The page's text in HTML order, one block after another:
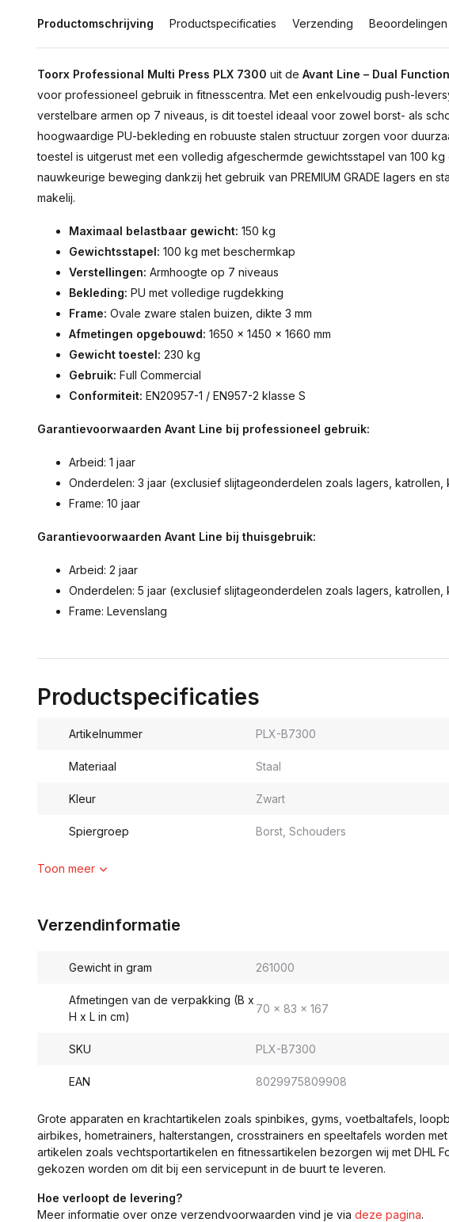
Productomschrijving Productspecificaties Verzending Beoordelingen
Toorx Professional Multi Press PLX 7300 uit de Avant Line – Dual
voor professioneel gebruik in fitnesscentra. Met een enkelvoudig push-
verstelbare armen op 7 niveaus, is dit toestel ideaal voor zowel borst- als
hoogwaardige PU-bekleding en robuuste stalen structuur zorgen voor
toestel is uitgerust met een volledig afgeschermde gewichtsstapel van 100
nauwkeurige beweging dankzij het gebruik van PREMIUM GRADE lagers en
makelij.
Maximaal belastbaar gewicht: 150 kg
Gewichtsstapel: 100 kg met beschermkap
Verstellingen: Armhoogte op 7 niveaus
Bekleding: PU met volledige rugdekking
Frame: Ovale zware stalen buizen, dikte 3 mm
Afmetingen opgebouwd: 1650 x 1450 x 1660 mm
Gewicht toestel: 230 kg
Gebruik: Full Commercial
Conformiteit: EN20957-1 / EN957-2 klasse S
Garantievoorwaarden Avant Line bij professioneel gebruik:
Arbeid: 1 jaar
Onderdelen: 3 jaar (exclusief slijtageonderdelen zoals lagers, katrollen,
Frame: 10 jaar
Garantievoorwaarden Avant Line bij thuisgebruik:
Arbeid: 2 jaar
Onderdelen: 5 jaar (exclusief slijtageonderdelen zoals lagers, katrollen,
Frame: Levenslang
Productspecificaties
Artikelnummer PLX-B7300
Materiaal Staal
Kleur Zwart
Spiergroep Borst, Schouders
Toon meer
Verzendinformatie
Gewicht in gram 261000
Afmetingen van de verpakking (B x
H x L in cm)
70 x 83 x 167
SKU PLX-B7300
EAN 8029975809908
Grote apparaten en krachtartikelen zoals spinbikes, gyms, voetbaltafels,
airbikes, hometrainers, halterstangen, crosstrainers en speeltafels worden
artikelen zoals vechtsportartikelen en fitnessartikelen bezorgen wij met DHL
gekozen worden om dit bij een servicepunt in de buurt te leveren.
Hoe verloopt de levering?
Meer informatie over onze verzendvoorwaarden vind je via deze pagina.